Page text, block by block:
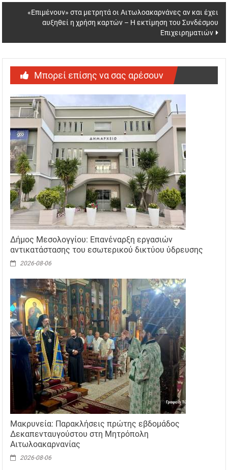
«Επιμένουν» στα μετρητά οι Αιτωλοακαρνάνες αν και έχει
αυξηθεί η χρήση καρτών – Η εκτίμηση του Συνδέσμου
Επιχειρηματιών
Μπορεί επίσης να σας αρέσουν
Δήμος Μεσολογγίου: Επανέναρξη εργασιών
αντικατάστασης του εσωτερικού δικτύου ύδρευσης
2026-08-06
Μακρυνεία: Παρακλήσεις πρώτης εβδομάδος
Δεκαπενταυγούστου στη Μητρόπολη
Αιτωλοακαρνανίας
2026-08-06